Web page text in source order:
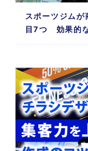
スポーツジム
目7つ 効果的